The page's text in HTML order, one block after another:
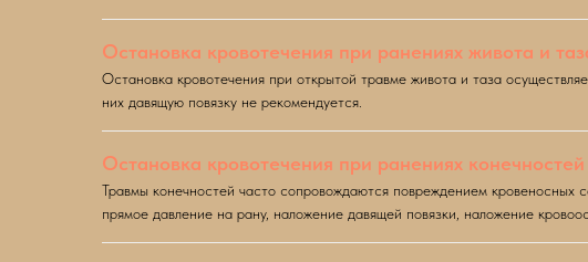
Остановка кровотечения при ранениях живота и
Остановка кровотечения при открытой травме живота и таза
них давящую повязку не рекомендуется.
Остановка кровотечения при ранениях конечностей
Травмы конечностей часто сопровождаются повреждением кровеносных
прямое давление на рану, наложение давящей повязки, наложение